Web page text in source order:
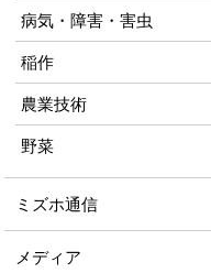
病気・障害・害虫
稲作
農業技術
野菜
ミズホ通信
メディア